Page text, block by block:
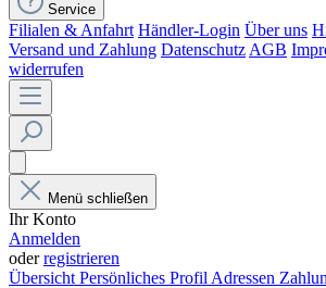
Service
Filialen & Anfahrt Händler-Login Über uns
Versand und Zahlung Datenschutz AGB
widerrufen
Menü schließen
Ihr Konto
Anmelden
oderregistrieren
Übersicht Persönliches Profil Adressen